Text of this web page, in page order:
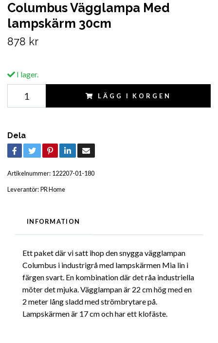
Columbus Vägglampa Med
lampskärm 30cm
878 kr
I lager.
LÄGG I KORGEN
Dela
Artikelnummer: 122207-01-180
Leverantör:PR Home
INFORMATION
Ett paket där vi satt ihop den snygga vägglampan
Columbus i industrigrå med lampskärmen Mia lin i
färgen svart. En kombination där det råa industriella
möter det mjuka. Vägglampan är 22 cm hög med en
2 meter lång sladd med strömbrytare på.
Lampskärmen är 17 cm och har ett klofäste.